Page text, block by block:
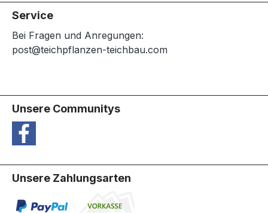
Service
Bei Fragen und Anregungen:
post@teichpflanzen-teichbau.com
Unsere Communitys
Unsere Zahlungsarten